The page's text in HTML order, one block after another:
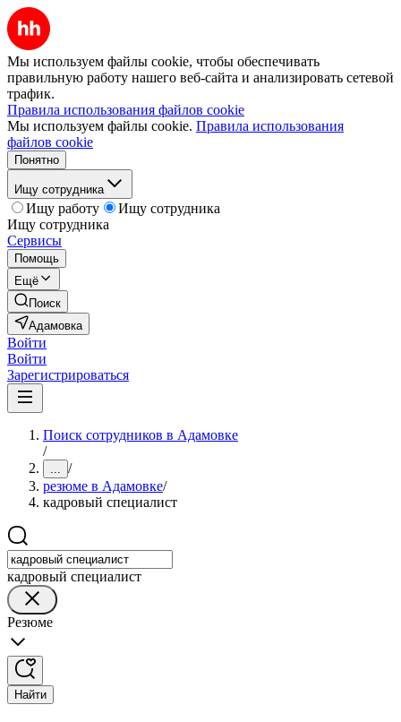
Мы используем файлы cookie, чтобы обеспечивать
правильную работу нашего веб-сайта и анализировать сетевой
трафик.
Правила использования файлов cookie
Мы используем файлы cookie. Правила использования
файлов cookie
Понятно
Ищу сотрудника
Ищу работу
Ищу сотрудника
Ищу сотрудника
Сервисы
Помощь
Ещё
Поиск
Адамовка
Войти
Войти
Зарегистрироваться
Поиск сотрудников в Адамовке
/
... /
резюме в Адамовке/
кадровый специалист
кадровый специалист
Резюме
Найти